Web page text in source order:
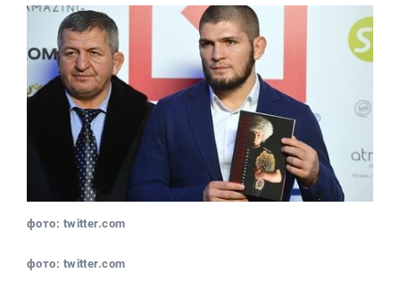
фото: twitter.com
фото: twitter.com